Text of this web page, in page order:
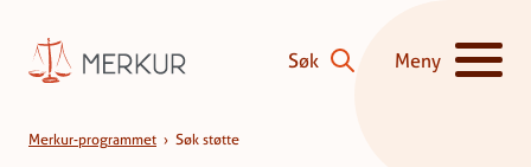
Søk
Meny
Vis/skjul
Søk støtte
Merkur-programmet › Søk støtte